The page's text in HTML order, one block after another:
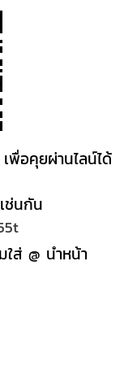
พื่อคุยผ่านไลน์ได้
ช่นกัน
ใส่ @ นำหน้า